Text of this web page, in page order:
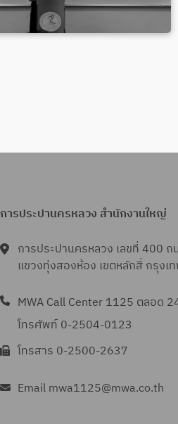
การประปานครหลวง สำนักงานใหญ่
การประปานครหลวง เลขที่ 400 ถ
แขวงทุ่งสองห้อง เขตหลักสี่ กรุงเ
MWA Call Center 1125 ตลอด
โทรศัพท์ 0-2504-0123
โทรสาร 0-2500-2637
Email mwa1125@mwa.co.th